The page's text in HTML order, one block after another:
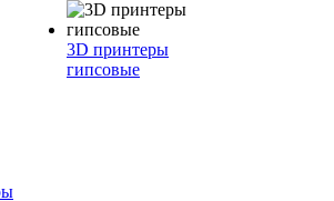
3D принтеры
гипсовые